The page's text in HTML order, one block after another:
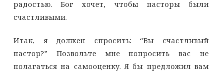
радостью. Бог хочет, чтобы пасторы были
счастливыми.
Итак, я должен спросить: “Вы счастливый
пастор?” Позвольте мне попросить вас не
полагаться на самооценку. Я бы предложил вам